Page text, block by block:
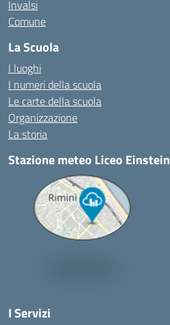
Invalsi
Comune
La Scuola
I luoghi
I numeri della scuola
Le carte della scuola
Organizzazione
La storia
Stazione meteo Liceo Einstein
I Servizi